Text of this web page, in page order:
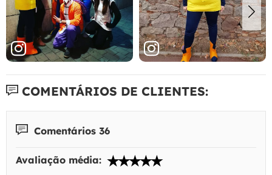
COMENTÁRIOS DE CLIENTES:
Comentários 36
Avaliação média: